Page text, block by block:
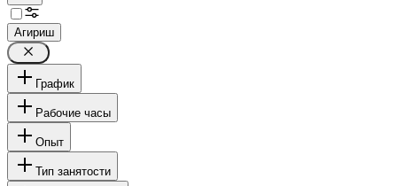
Агириш
График
Рабочие часы
Опыт
Тип занятости